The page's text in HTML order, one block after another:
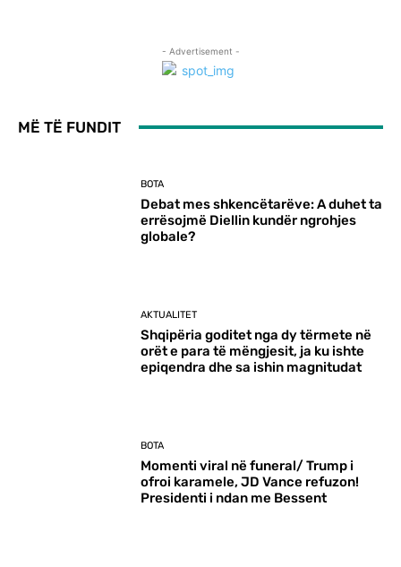
- Advertisement -
MË TË FUNDIT
BOTA
Debat mes shkencëtarëve: A duhet ta
errësojmë Diellin kundër ngrohjes
globale?
AKTUALITET
Shqipëria goditet nga dy tërmete në
orët e para të mëngjesit, ja ku ishte
epiqendra dhe sa ishin magnitudat
BOTA
Momenti viral në funeral/ Trump i
ofroi karamele, JD Vance refuzon!
Presidenti i ndan me Bessent